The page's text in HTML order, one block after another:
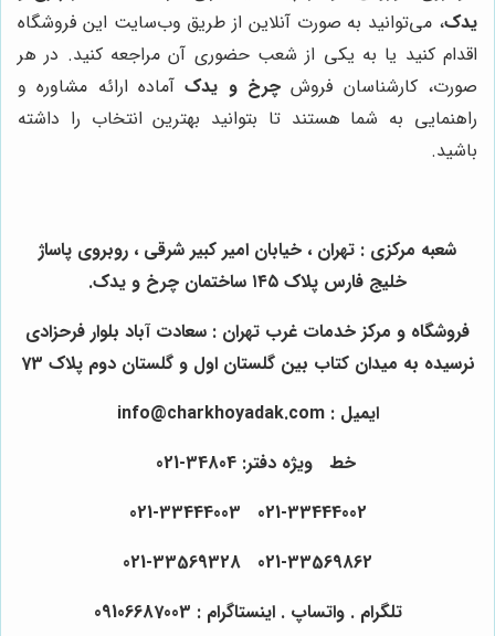
یدک، می‌توانید به صورت آنلاین از طریق وب‌سایت این فروشگاه
اقدام کنید یا به یکی از شعب حضوری آن مراجعه کنید. در هر
صورت، کارشناسان فروش چرخ و یدکآماده ارائه مشاوره و
راهنمایی به شما هستند تا بتوانید بهترین انتخاب را داشته
باشید.
شعبه مرکزی : تهران ، خیابان امیر کبیر شرقی ، روبروی پاساژ
خلیج فارس پلاک ۱۴۵ ساختمان چرخ و یدک.
فروشگاه و مرکز خدمات غرب تهران : سعادت آباد بلوار فرحزادی
نرسیده به میدان کتاب بین گلستان اول و گلستان دوم پلاک 73
ایمیل : info@charkhoyadak.com
خط ویژه دفتر: 34804-021
021-33569862 021-33569328
تلگرام . واتساپ . اینستاگرام : 09106687003